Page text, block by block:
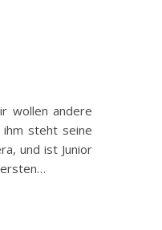
wollen andere
ihm steht seine
und ist Junior
ersten…